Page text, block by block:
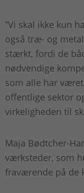
”Vi skal ikke kun
også træ- og
stærkt, fordi de
nødvendige
som alle har
offentlige sektor
virkeligheden til
Maja Bødtcher-
værksteder, som
fraværende på de